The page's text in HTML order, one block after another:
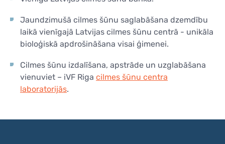
KONTAKTI
Jaundzimušā cilmes šūnu saglabāšana dzemdību
laikā vienīgajā Latvijas cilmes šūnu centrā - unikāla
bioloģiskā apdrošināšana visai ģimenei.
Cilmes šūnu izdalīšana, apstrāde un uzglabāšana
vienuviet – iVF Riga cilmes šūnu centra
laboratorijās.